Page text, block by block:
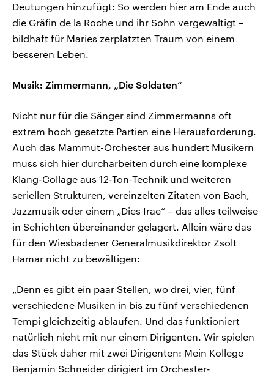
Deutungen hinzufügt: So werden hier am Ende auch
die Gräfin de la Roche und ihr Sohn vergewaltigt –
bildhaft für Maries zerplatzten Traum von einem
besseren Leben.
Musik: Zimmermann, „Die Soldaten“
Nicht nur für die Sänger sind Zimmermanns oft
extrem hoch gesetzte Partien eine Herausforderung.
Auch das Mammut-Orchester aus hundert Musikern
muss sich hier durcharbeiten durch eine komplexe
Klang-Collage aus 12-Ton-Technik und weiteren
seriellen Strukturen, vereinzelten Zitaten von Bach,
Jazzmusik oder einem „Dies Irae“ – das alles teilweise
in Schichten übereinander gelagert. Allein wäre das
für den Wiesbadener Generalmusikdirektor Zsolt
Hamar nicht zu bewältigen:
„Denn es gibt ein paar Stellen, wo drei, vier, fünf
verschiedene Musiken in bis zu fünf verschiedenen
Tempi gleichzeitig ablaufen. Und das funktioniert
natürlich nicht mit nur einem Dirigenten. Wir spielen
das Stück daher mit zwei Dirigenten: Mein Kollege
Benjamin Schneider dirigiert im Orchester-